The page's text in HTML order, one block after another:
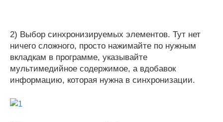
2) Выбор синхронизируемых элементов. Тут нет
ничего сложного, просто нажимайте по нужным
вкладкам в программе, указывайте
мультимедийное содержимое, а вдобавок
информацию, которая нужна в синхронизации.